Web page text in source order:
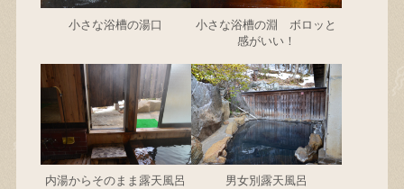
小さな浴槽の湯口
小さな浴槽の淵 ボロッと
感がいい！
内湯からそのまま露天風呂
男女別露天風呂